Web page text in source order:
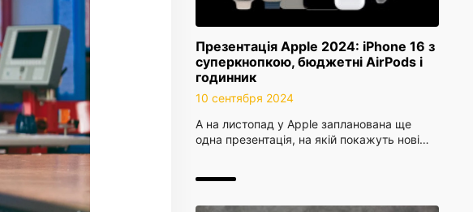
Презентація Apple 2024: iPhone 16 з
суперкнопкою, бюджетні AirPods і
годинник
10 сентября 2024
А на листопад у Apple запланована ще
одна презентація, на якій покажуть нові…